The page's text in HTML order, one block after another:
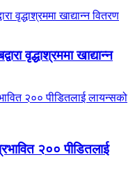
वृद्धाश्रममा खाद्यान्न
२०० पीडितलाई